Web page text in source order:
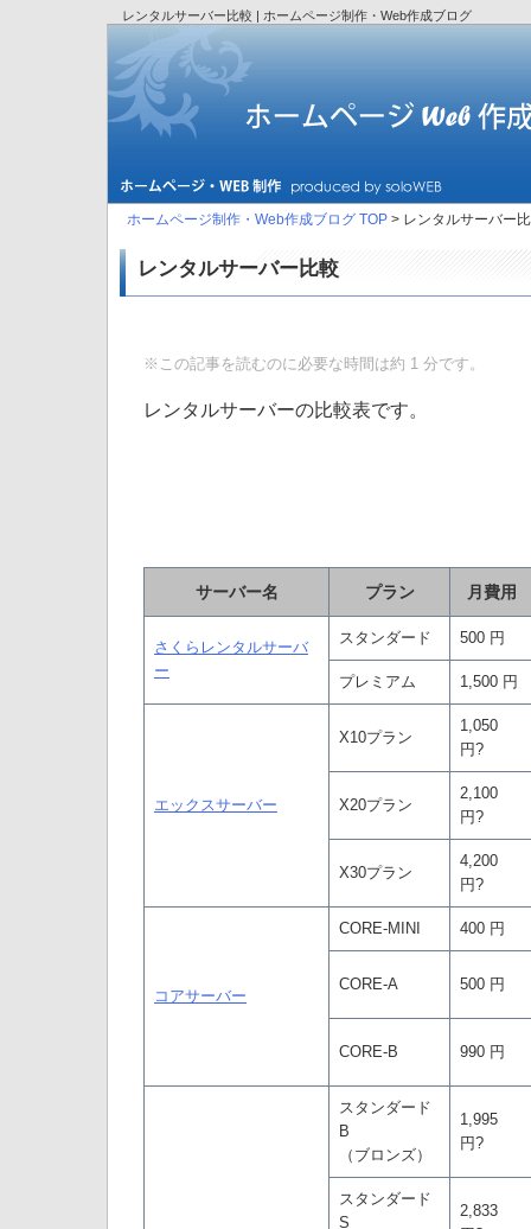
レンタルサーバー比較 | ホームページ制作・Web作成ブログ
ホームページ制作・Web作成ブログ TOP > レンタルサーバー
レンタルサーバー比較
※この記事を読むのに必要な時間は約 1 分です。
レンタルサーバーの比較表です。
サーバー名 プラン 月費用
さくらレンタルサーバ
ー
スタンダード 500 円
プレミアム 1,500 円
エックスサーバー
X10プラン
1,050
円?
X20プラン
2,100
円?
X30プラン
4,200
円?
コアサーバー
CORE-MINI 400 円
CORE-A 500 円
CORE-B 990 円
スタンダード
B
（ブロンズ）
1,995
円?
スタンダード
S
2,833